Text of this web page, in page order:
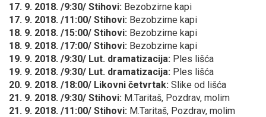
17. 9. 2018. /9:30/ Stihovi: Bezobzirne kapi
17. 9. 2018. /11:00/ Stihovi: Bezobzirne kapi
18. 9. 2018. /15:00/ Stihovi: Bezobzirne kapi
18. 9. 2018. /17:00/ Stihovi: Bezobzirne kapi
19. 9. 2018. /9:30/ Lut. dramatizacija: Ples lišća
19. 9. 2018. /9:30/ Lut. dramatizacija: Ples lišća
20. 9. 2018. /18:00/ Likovni četvrtak: Slike od lišća
21. 9. 2018. /9:30/ Stihovi: M.Taritaš, Pozdrav, molim
21. 9. 2018. /11:00/ Stihovi: M.Taritaš, Pozdrav, molim